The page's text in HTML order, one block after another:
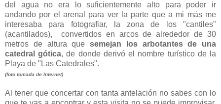
del agua no era lo suficientemente alto para poder ir
andando por el arenal para ver la parte que a mi más me
interesaba para fotografiar, la zona de los "cantiles"
(acantilados), convertidos en arcos de alrededor de 30
metros de altura que semejan los arbotantes de una
catedral gótica, de donde derivó el nombre turístico de la
Playa de "Las Catedrales".
(foto tomada de Internet)
Al tener que concertar con tanta antelación no sabes con lo